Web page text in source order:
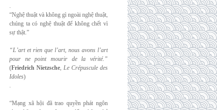
.
“Nghệ thuật và không gì ngoài nghệ thuật,
chúng ta có nghệ thuật để không chết vì
sự thật.”
“L’art et rien que l’art, nous avons l’art
pour ne point mourir de la vérité.”
(Friedrich Nietzsche, Le Crépuscule des
Idoles)
.
“Mạng xã hội đã trao quyền phát ngôn